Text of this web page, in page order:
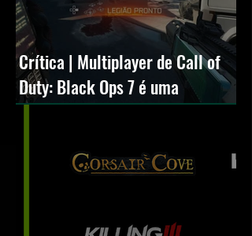
Crítica | Multiplayer de Call of
Duty: Black Ops 7 é uma
experiência positiva, divertida e